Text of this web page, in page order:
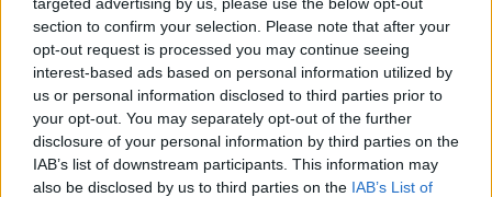
section to confirm your selection. Please note that after your
opt-out request is processed you may continue seeing
interest-based ads based on personal information utilized by
us or personal information disclosed to third parties prior to
your opt-out. You may separately opt-out of the further
disclosure of your personal information by third parties on the
IAB’s list of downstream participants. This information may
also be disclosed by us to third parties on the IAB’s List of
Deuxième trimestre : la période idéale
Le deuxième trimestre est généralement considéré
comme la meilleure période pour voyager. La fatigue
est souvent moins intense, et le risque de
complications est moindre. La majorité des femmes
enceintes choisissent cette période pour partir en